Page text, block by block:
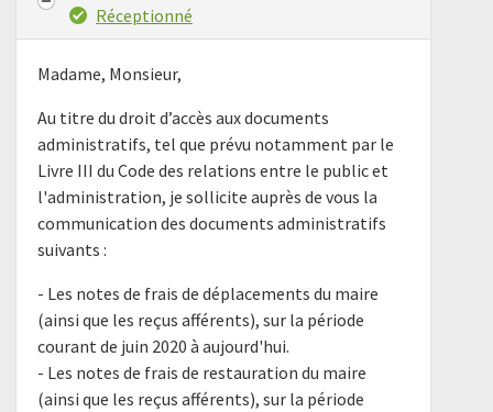
Réceptionné
Madame, Monsieur,
Au titre du droit d’accès aux documents
administratifs, tel que prévu notamment par le
Livre III du Code des relations entre le public et
l'administration, je sollicite auprès de vous la
communication des documents administratifs
suivants :
- Les notes de frais de déplacements du maire
(ainsi que les reçus afférents), sur la période
courant de juin 2020 à aujourd'hui.
- Les notes de frais de restauration du maire
(ainsi que les reçus afférents), sur la période